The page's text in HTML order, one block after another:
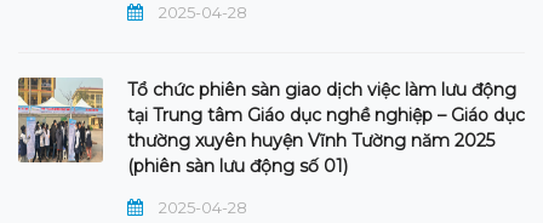
2025-04-28
Tổ chức phiên sàn giao dịch việc làm lưu động
tại Trung tâm Giáo dục nghề nghiệp – Giáo dục
thường xuyên huyện Vĩnh Tường năm 2025
(phiên sàn lưu động số 01)
2025-04-28